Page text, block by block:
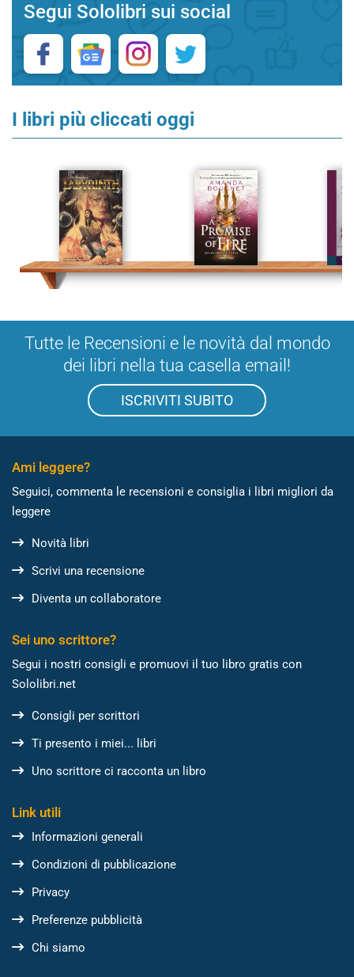
Segui Sololibri sui social
I libri più cliccati oggi
Tutte le Recensioni e le novità dal mondo
dei libri nella tua casella email!
ISCRIVITI SUBITO
Ami leggere?
Seguici, commenta le recensioni e consiglia i libri migliori da
leggere
Novità libri
Scrivi una recensione
Diventa un collaboratore
Sei uno scrittore?
Segui i nostri consigli e promuovi il tuo libro gratis con
Sololibri.net
Consigli per scrittori
Ti presento i miei... libri
Uno scrittore ci racconta un libro
Link utili
Informazioni generali
Condizioni di pubblicazione
Privacy
Preferenze pubblicità
Chi siamo